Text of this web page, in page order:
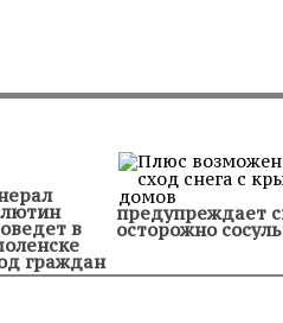
в
граждан
предупреждает
осторожно